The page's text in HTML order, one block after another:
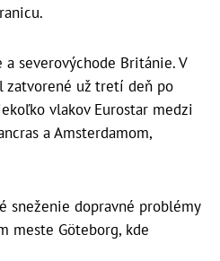
a severovýchode Británie. V
zatvorené už tretí deň po
vlakov Eurostar medzi
a Amsterdamom,
sneženie dopravné problémy
meste Göteborg, kde